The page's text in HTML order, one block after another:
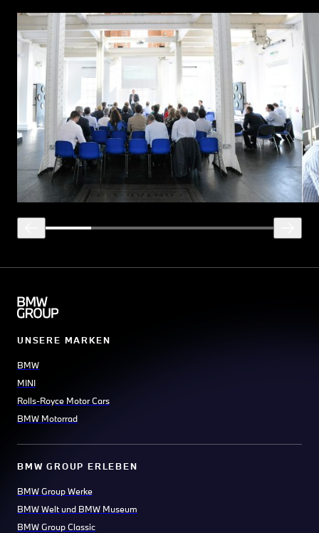
UNSERE MARKEN
BMW
MINI
Rolls-Royce Motor Cars
BMW Motorrad
BMW GROUP ERLEBEN
BMW Group Werke
BMW Welt und BMW Museum
BMW Group Classic